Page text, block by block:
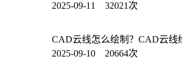
2025-09-11 32021次
CAD云线怎么绘制？CAD云线
2025-09-10 20664次